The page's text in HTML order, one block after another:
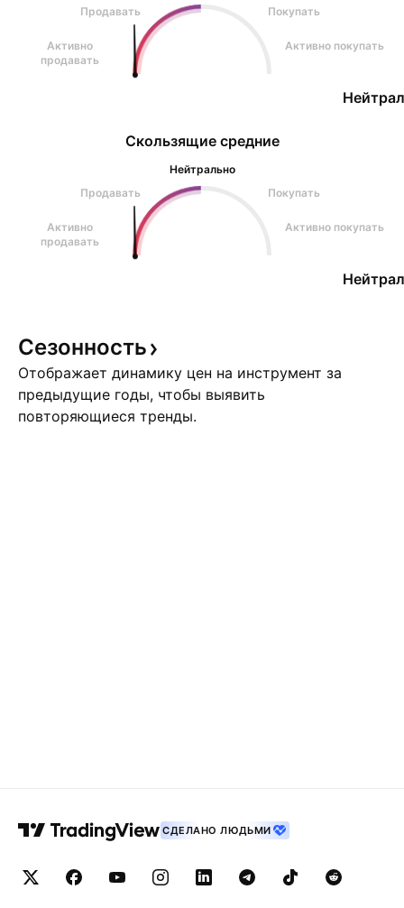
Продавать
Покупать
Активно
продавать
Активно покупать
Скользящие средние
Нейтрально
Продавать
Покупать
Активно
продавать
Активно покупать
Сезонность
Отображает динамику цен на инструмент за
предыдущие годы, чтобы выявить
повторяющиеся тренды.
СДЕЛАНО ЛЮДЬМИ